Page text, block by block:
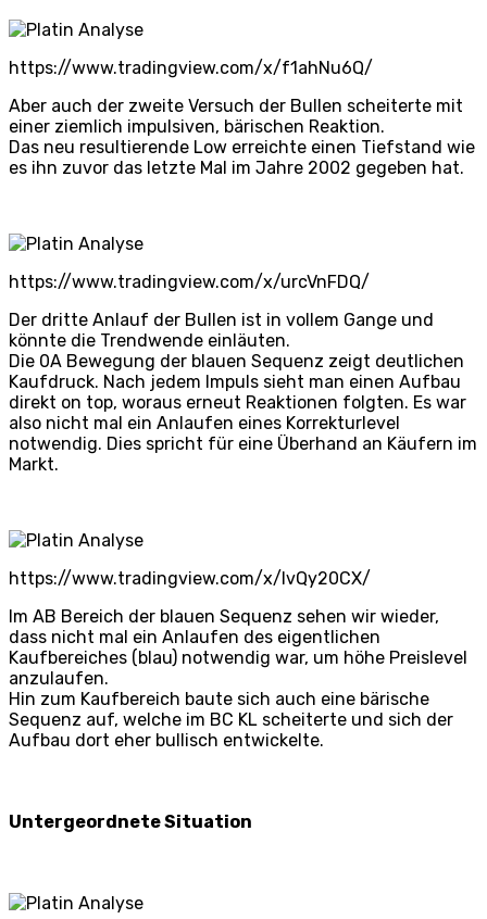
https://www.tradingview.com/x/f1ahNu6Q/
Aber auch der zweite Versuch der Bullen scheiterte mit
einer ziemlich impulsiven, bärischen Reaktion.
Das neu resultierende Low erreichte einen Tiefstand wie
es ihn zuvor das letzte Mal im Jahre 2002 gegeben hat.
https://www.tradingview.com/x/urcVnFDQ/
Der dritte Anlauf der Bullen ist in vollem Gange und
könnte die Trendwende einläuten.
Die 0A Bewegung der blauen Sequenz zeigt deutlichen
Kaufdruck. Nach jedem Impuls sieht man einen Aufbau
direkt on top, woraus erneut Reaktionen folgten. Es war
also nicht mal ein Anlaufen eines Korrekturlevel
notwendig. Dies spricht für eine Überhand an Käufern im
Markt.
https://www.tradingview.com/x/lvQy20CX/
Im AB Bereich der blauen Sequenz sehen wir wieder,
dass nicht mal ein Anlaufen des eigentlichen
Kaufbereiches (blau) notwendig war, um höhe Preislevel
anzulaufen.
Hin zum Kaufbereich baute sich auch eine bärische
Sequenz auf, welche im BC KL scheiterte und sich der
Aufbau dort eher bullisch entwickelte.
Untergeordnete Situation